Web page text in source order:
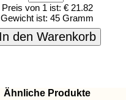
Preis von 1 ist: € 21.82
Gewicht ist: 45 Gramm
In den Warenkorb
Ähnliche Produkte